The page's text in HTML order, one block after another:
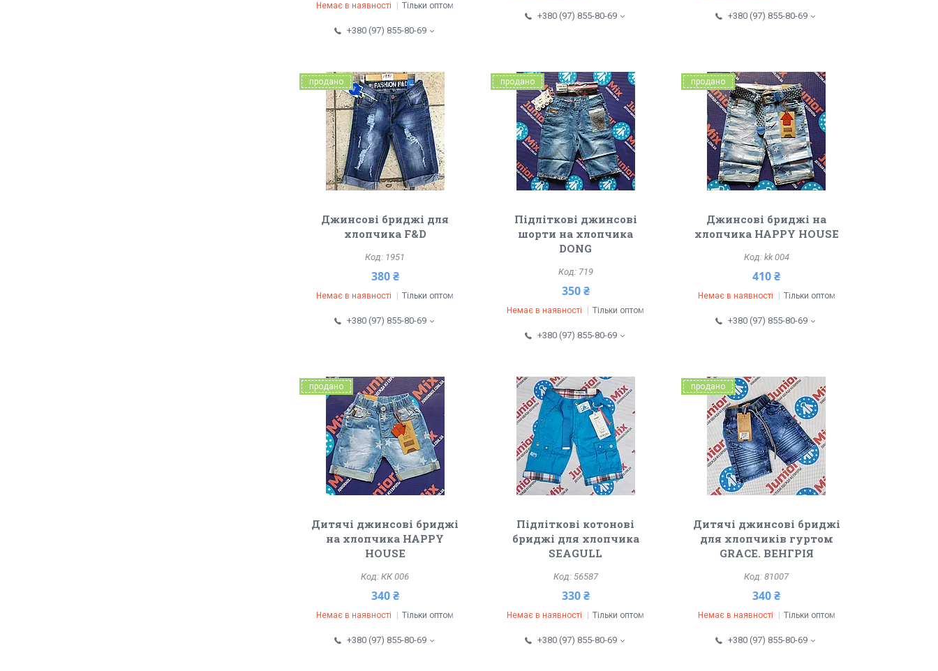
Немає в наявності Тільки оптом
+380 (97) 855-80-69
+380 (97) 855-80-69 +380 (97) 855-80-69
продано
Джинсові бриджі для
хлопчика F&D
1951
380 ₴
Немає в наявності Тільки оптом
+380 (97) 855-80-69
продано
Підліткові джинсові
шорти на хлопчика
DONG
719
350 ₴
Немає в наявності Тільки оптом
+380 (97) 855-80-69
продано
Джинсові бриджі на
хлопчика HAPPY HOUSE
kk 004
410 ₴
Немає в наявності Тільки оптом
+380 (97) 855-80-69
продано
Дитячі джинсові бриджі
на хлопчика HAPPY
HOUSE
КК 006
340 ₴
Немає в наявності Тільки оптом
+380 (97) 855-80-69
Підліткові котонові
бриджі для хлопчика
SEAGULL
56587
330 ₴
Немає в наявності Тільки оптом
+380 (97) 855-80-69
продано
Дитячі джинсові бриджі
для хлопчиків гуртом
GRACE. ВЕНГРІЯ
81007
340 ₴
Немає в наявності Тільки оптом
+380 (97) 855-80-69